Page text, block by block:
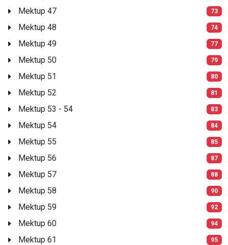
Mektup 47 73
Mektup 48 74
Mektup 49 77
Mektup 50 79
Mektup 51 80
Mektup 52 81
Mektup 53 - 54 83
Mektup 54 84
Mektup 55 85
Mektup 56 87
Mektup 57 88
Mektup 58 90
Mektup 59 92
Mektup 60 94
Mektup 61 95